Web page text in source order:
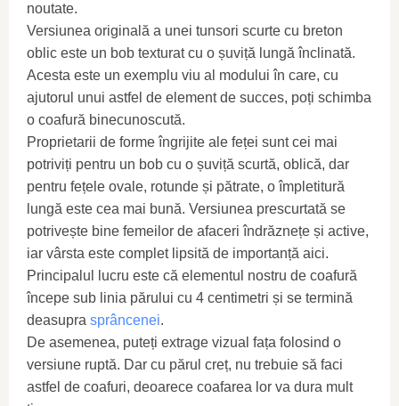
noutate.
Versiunea originală a unei tunsori scurte cu breton
oblic este un bob texturat cu o șuviță lungă înclinată.
Acesta este un exemplu viu al modului în care, cu
ajutorul unui astfel de element de succes, poți schimba
o coafură binecunoscută.
Proprietarii de forme îngrijite ale feței sunt cei mai
potriviți pentru un bob cu o șuviță scurtă, oblică, dar
pentru fețele ovale, rotunde și pătrate, o împletitură
lungă este cea mai bună. Versiunea prescurtată se
potrivește bine femeilor de afaceri îndrăznețe și active,
iar vârsta este complet lipsită de importanță aici.
Principalul lucru este că elementul nostru de coafură
începe sub linia părului cu 4 centimetri și se termină
deasupra sprâncenei.
De asemenea, puteți extrage vizual fața folosind o
versiune ruptă. Dar cu părul creț, nu trebuie să faci
astfel de coafuri, deoarece coafarea lor va dura mult